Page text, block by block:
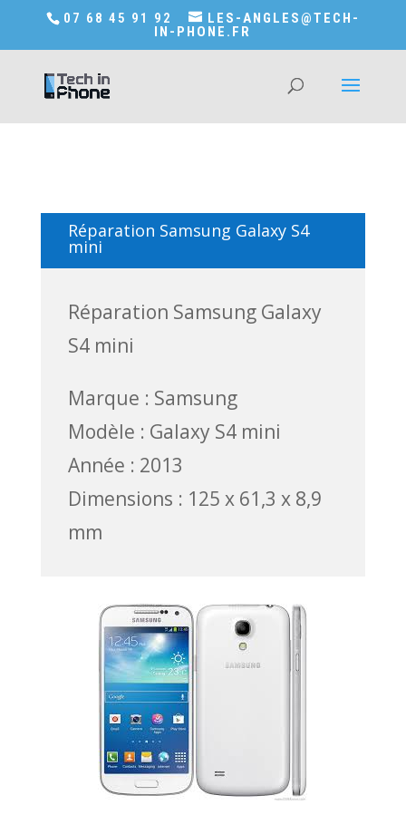
Accédez a Shop-in-tech-in-phone
07 68 45 91 92
LES-ANGLES@TECH-
IN-PHONE.FR
Réparation Samsung Galaxy S4
mini
Réparation Samsung Galaxy
S4 mini
Marque : Samsung
Modèle : Galaxy S4 mini
Année : 2013
Dimensions : 125 x 61,3 x 8,9
mm